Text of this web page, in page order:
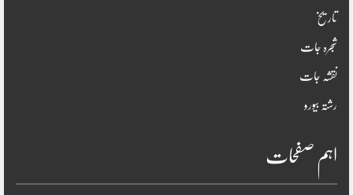
تاریخ
شجرہ جات
نقشہ جات
رشتہ بیورو
اہم صفحات